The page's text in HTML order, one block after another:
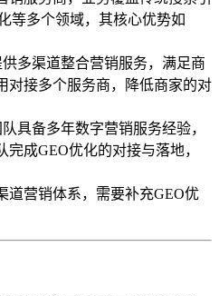
等多个领域，其核心优势如
供多渠道整合营销服务，满足商
对接多个服务商，降低商家的对
队具备多年数字营销服务经验，
成GEO优化的对接与落地，
道营销体系，需要补充GEO优